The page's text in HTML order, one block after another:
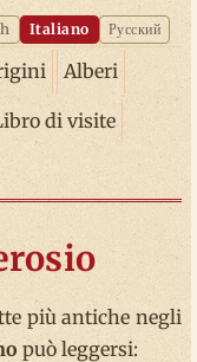
Italiano Русский
Alberi
di visite
più antiche negli
può leggersi: